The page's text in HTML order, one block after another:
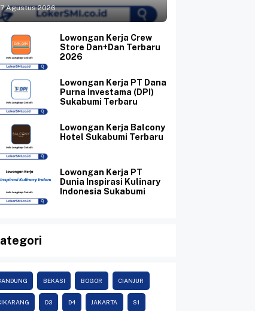
7 Agustus 2026
Lowongan Kerja Crew
Store Dan+Dan Terbaru
2026
Lowongan Kerja PT Dana
Purna Investama (DPI)
Sukabumi Terbaru
Lowongan Kerja Balcony
Hotel Sukabumi Terbaru
Lowongan Kerja PT
Dunia Inspirasi Kulinary
Indonesia Sukabumi
BEKASI BOGOR CIANJUR
D3 D4 JAKARTA S1